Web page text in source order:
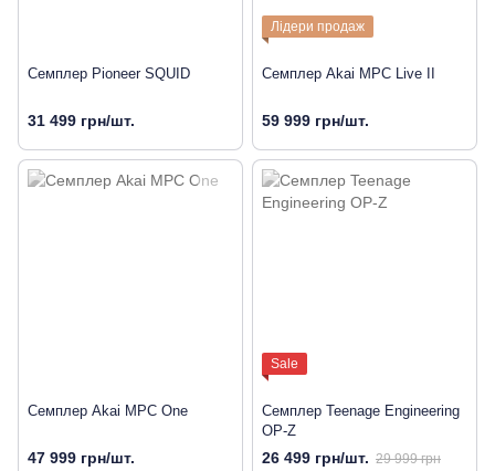
Семплер Pioneer SQUID
31 499 грн/шт.
Лідери продаж
Семплер Akai MPC Live II
59 999 грн/шт.
Семплер Akai MPC One
47 999 грн/шт.
Sale
Семплер Teenage Engineering
OP-Z
26 499 грн/шт. 29 999 грн